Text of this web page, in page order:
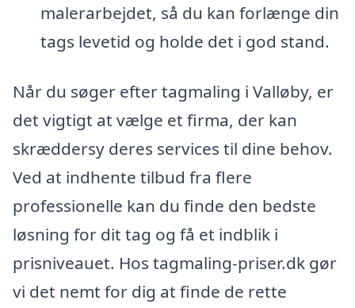
malerarbejdet, så du kan forlænge din
tags levetid og holde det i god stand.
Når du søger efter tagmaling i Valløby, er
det vigtigt at vælge et firma, der kan
skræddersy deres services til dine behov.
Ved at indhente tilbud fra flere
professionelle kan du finde den bedste
løsning for dit tag og få et indblik i
prisniveauet. Hos tagmaling-priser.dk gør
vi det nemt for dig at finde de rette